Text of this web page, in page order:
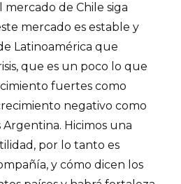
mercado de Chile siga
mercado es estable y
Latinoamérica que
que es un poco lo que
fuertes como
negativo como
Hicimos una
por lo tanto es
y cómo dicen los